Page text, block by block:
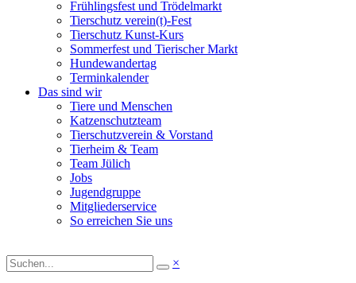
Frühlingsfest und Trödelmarkt
Tierschutz verein(t)-Fest
Tierschutz Kunst-Kurs
Sommerfest und Tierischer Markt
Hundewandertag
Terminkalender
Das sind wir
Tiere und Menschen
Katzenschutzteam
Tierschutzverein & Vorstand
Tierheim & Team
Team Jülich
Jobs
Jugendgruppe
Mitgliederservice
So erreichen Sie uns
×